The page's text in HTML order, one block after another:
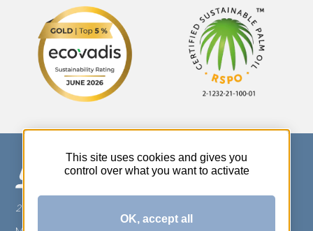
270 Rue Thérèse Planiol - 37310 TAUXIGNY
This site uses cookies and gives you
control over what you want to activate
OK, accept all